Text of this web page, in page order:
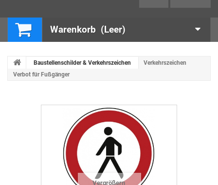
Warenkorb (Leer)
Baustellenschilder & Verkehrszeichen
Verkehrszeichen
Verbot für Fußgänger
Vergrößern